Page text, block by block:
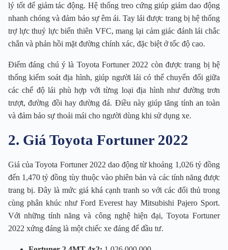
lý tốt để giảm tác động. Hệ thống treo cứng giúp giảm dao động
nhanh chóng và đảm bảo sự êm ái. Tay lái được trang bị hệ thống
trợ lực thuỷ lực biến thiên VFC, mang lại cảm giác đánh lái chắc
chắn và phản hồi mặt đường chính xác, đặc biệt ở tốc độ cao.
Điểm đáng chú ý là Toyota Fortuner 2022 còn được trang bị hệ
thống kiểm soát địa hình, giúp người lái có thể chuyển đổi giữa
các chế độ lái phù hợp với từng loại địa hình như đường trơn
trượt, đường đồi hay đường đá. Điều này giúp tăng tính an toàn
và đảm bảo sự thoải mái cho người dùng khi sử dụng xe.
2. Giá Toyota Fortuner 2022
Giá của Toyota Fortuner 2022 dao động từ khoảng 1,026 tỷ đồng
đến 1,470 tỷ đồng tùy thuộc vào phiên bản và các tính năng được
trang bị. Đây là mức giá khá cạnh tranh so với các đối thủ trong
cùng phân khúc như Ford Everest hay Mitsubishi Pajero Sport.
Với những tính năng và công nghệ hiện đại, Toyota Fortuner
2022 xứng đáng là một chiếc xe đáng để đầu tư.